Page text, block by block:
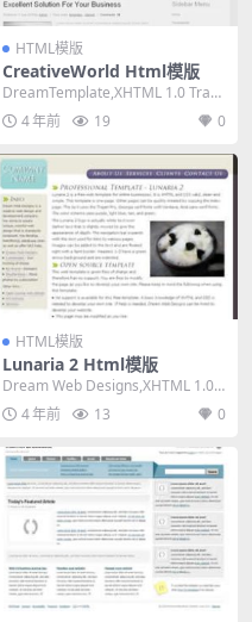
HTML模版
CreativeWorld Html模版
DreamTemplate,XHTML 1.0 Trans
itional,Fix...
4 年前 19 0
HTML模版
Lunaria 2 Html模版
Dream Web Designs,XHTML 1.0 T
ransitional...
4 年前 13 0